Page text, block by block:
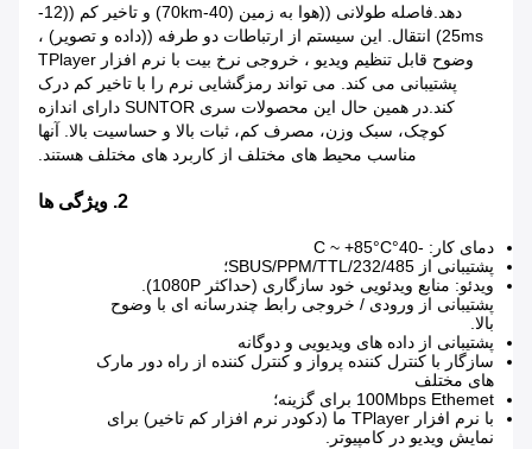
دهد.فاصله طولانی ((هوا به زمین (40-70km) و تاخیر کم ((12-
25ms) انتقال. این سیستم از ارتباطات دو طرفه ((داده و تصویر) ،
وضوح قابل تنظیم ویدیو ، خروجی نرخ بیت با نرم افزار TPlayer
پشتیبانی می کند. می تواند رمزگشایی نرم را با تاخیر کم درک
کند.در همین حال این محصولات سری SUNTOR دارای اندازه
کوچک، سبک وزن، مصرف کم، ثبات بالا و حساسیت بالا. آنها
مناسب محیط های مختلف از کاربرد های مختلف هستند.
2. ویژگی ها
دمای کار: -40°C ~ +85°C
پشتیبانی از SBUS/PPM/TTL/232/485؛
ویدئو: منابع ویدئویی خود سازگاری (حداکثر 1080P).
پشتیبانی از ورودی / خروجی رابط چندرسانه ای با وضوح
بالا.
پشتیبانی از داده های ویدیویی و دوگانه
سازگار با کنترل کننده پرواز و کنترل کننده از راه دور مارک
های مختلف
100Mbps Ethemet برای گزینه؛
با نرم افزار TPlayer ما (دکودر نرم افزار کم تاخیر) برای
نمایش ویدیو در کامپیوتر.